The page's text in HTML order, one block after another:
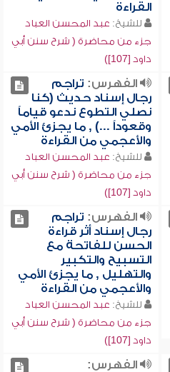
القراءة
للشيخ: عبد المحسن العباد
جزء من محاضرة ( شرح سنن أبي
داود [107])
الفهرس: تراجم
رجال إسناد حديث (كنا
نصلي التطوع ندعو قياماً
وقعوداً ...) , ما يجزئ الأمي
والأعجمي من القراءة
للشيخ: عبد المحسن العباد
جزء من محاضرة ( شرح سنن أبي
داود [107])
الفهرس: تراجم
رجال إسناد أثر قراءة
الحسن للفاتحة مع
التسبيح والتكبير
والتهليل , ما يجزئ الأمي
والأعجمي من القراءة
للشيخ: عبد المحسن العباد
جزء من محاضرة ( شرح سنن أبي
داود [107])
الفهرس: